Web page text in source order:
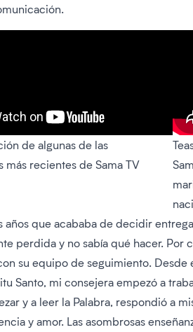
de algunas de las
más recientes de Sama TV
años que acababa de decidir
perdida y no sabía qué hacer. Por
su equipo de seguimiento.
Santo, mi consejera empezó a
y a leer la Palabra, respondió a
y amor. Las asombrosas